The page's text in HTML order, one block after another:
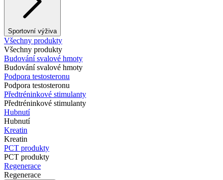
Sportovní výživa
Všechny produkty
Všechny produkty
Budování svalové hmoty
Budování svalové hmoty
Podpora testosteronu
Podpora testosteronu
Předtréninkové stimulanty
Předtréninkové stimulanty
Hubnutí
Hubnutí
Kreatin
Kreatin
PCT produkty
PCT produkty
Regenerace
Regenerace